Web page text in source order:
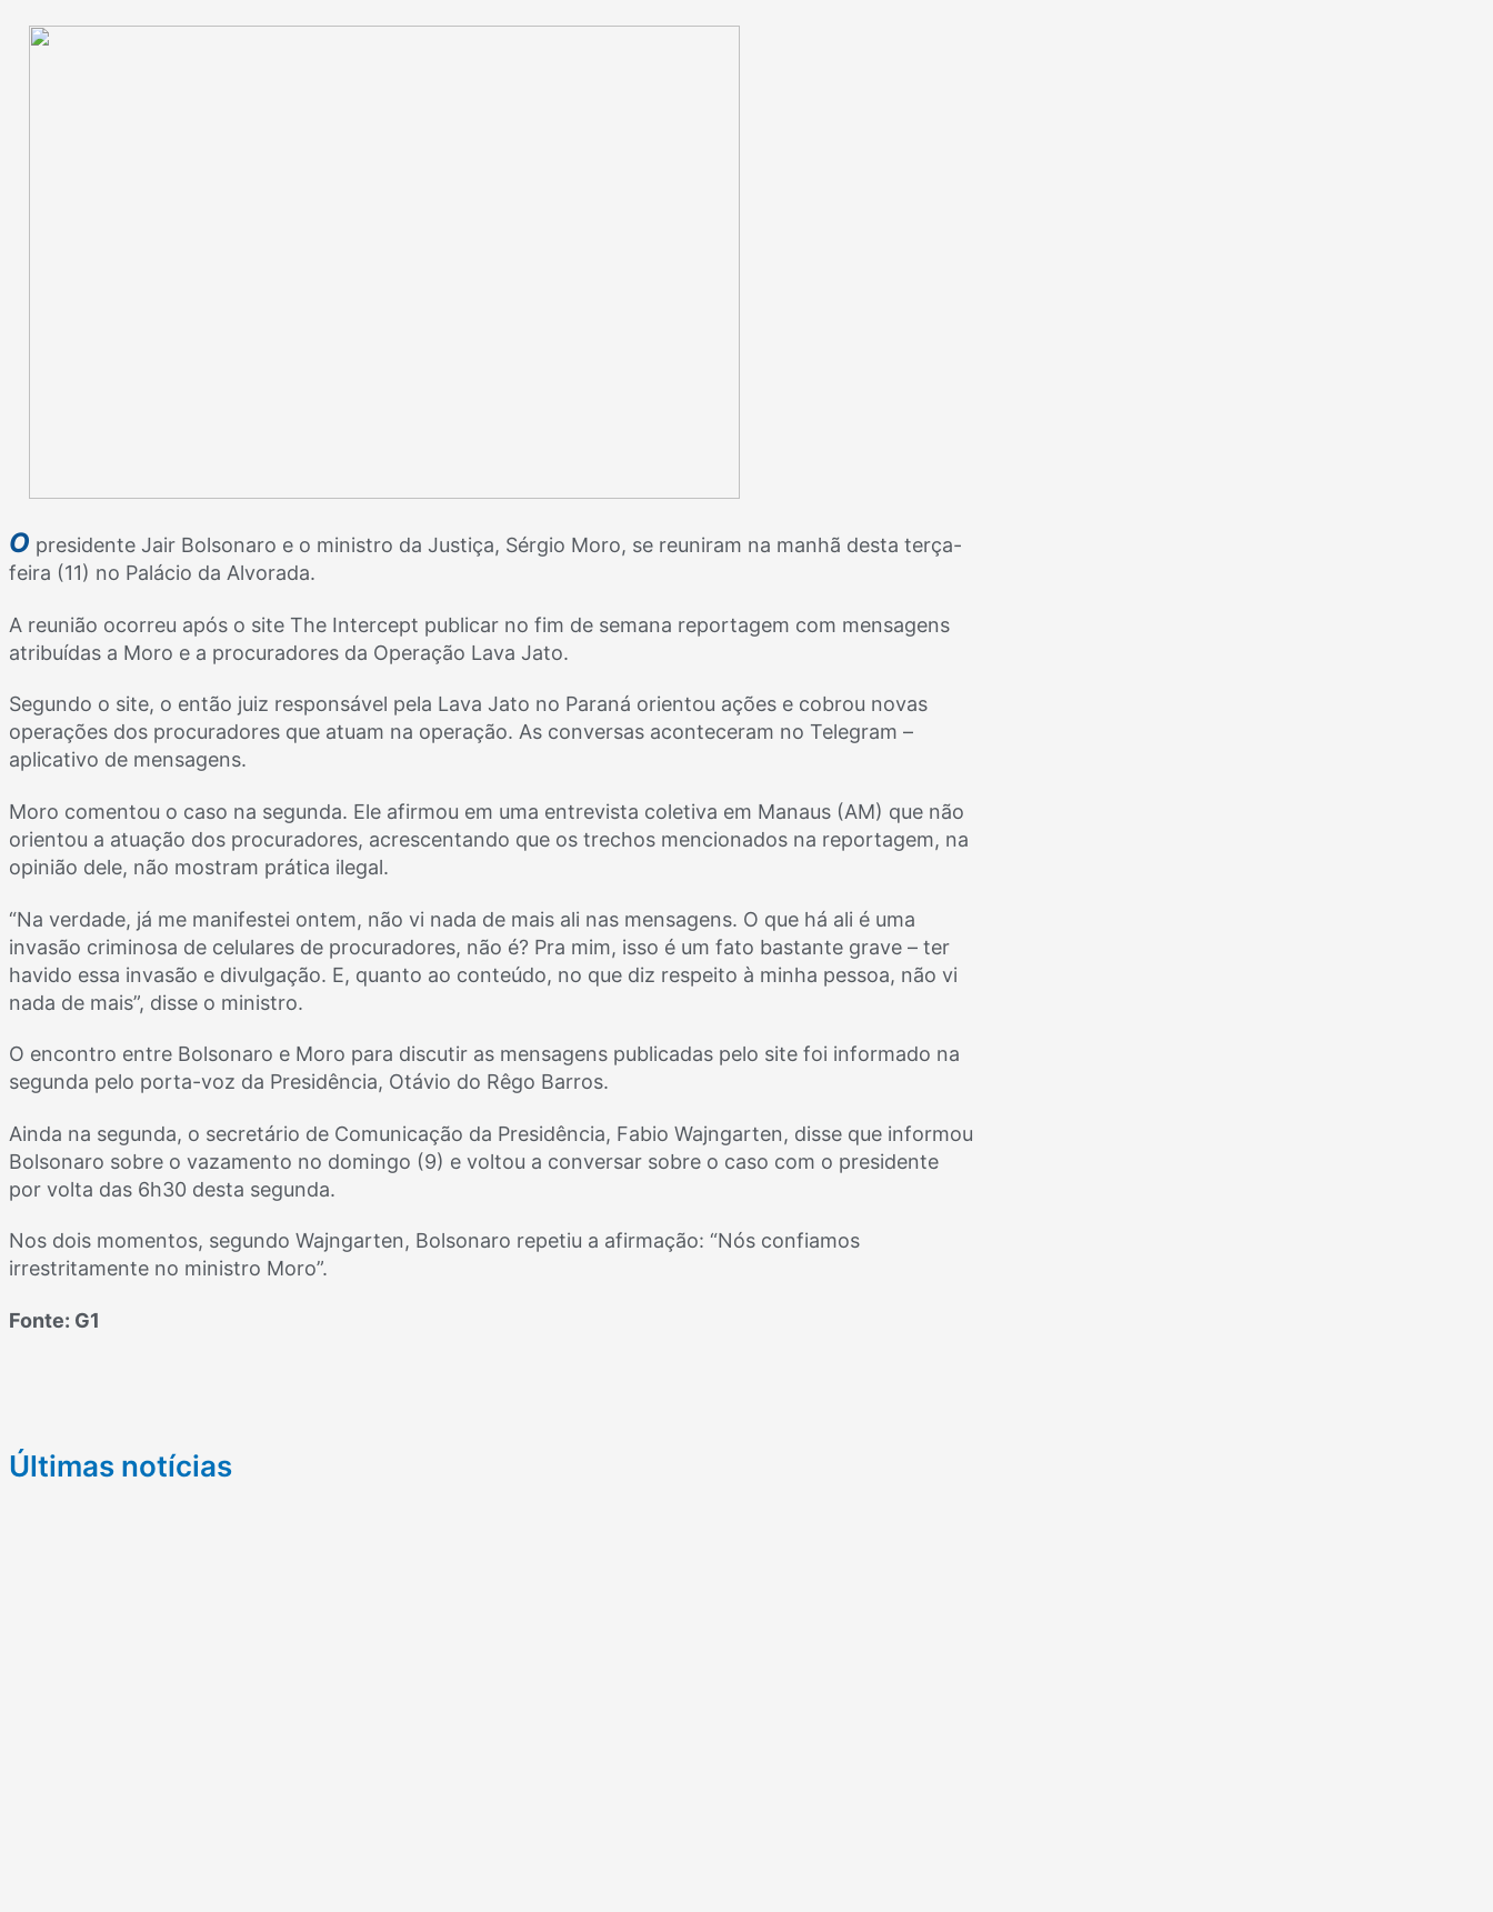
O presidente Jair Bolsonaro e o ministro da Justiça, Sérgio Moro, se reuniram na manhã desta terça-
feira (11) no Palácio da Alvorada.
A reunião ocorreu após o site The Intercept publicar no fim de semana reportagem com mensagens
atribuídas a Moro e a procuradores da Operação Lava Jato.
Segundo o site, o então juiz responsável pela Lava Jato no Paraná orientou ações e cobrou novas
operações dos procuradores que atuam na operação. As conversas aconteceram no Telegram –
aplicativo de mensagens.
Moro comentou o caso na segunda. Ele afirmou em uma entrevista coletiva em Manaus (AM) que não
orientou a atuação dos procuradores, acrescentando que os trechos mencionados na reportagem, na
opinião dele, não mostram prática ilegal.
“Na verdade, já me manifestei ontem, não vi nada de mais ali nas mensagens. O que há ali é uma
invasão criminosa de celulares de procuradores, não é? Pra mim, isso é um fato bastante grave – ter
havido essa invasão e divulgação. E, quanto ao conteúdo, no que diz respeito à minha pessoa, não vi
nada de mais”, disse o ministro.
O encontro entre Bolsonaro e Moro para discutir as mensagens publicadas pelo site foi informado na
segunda pelo porta-voz da Presidência, Otávio do Rêgo Barros.
Ainda na segunda, o secretário de Comunicação da Presidência, Fabio Wajngarten, disse que informou
Bolsonaro sobre o vazamento no domingo (9) e voltou a conversar sobre o caso com o presidente
por volta das 6h30 desta segunda.
Nos dois momentos, segundo Wajngarten, Bolsonaro repetiu a afirmação: “Nós confiamos
irrestritamente no ministro Moro”.
Fonte: G1
Últimas notícias